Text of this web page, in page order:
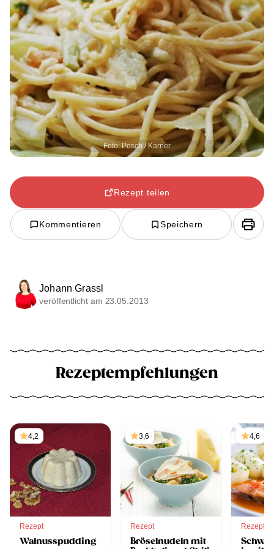
Foto: Posch / Karner
Rezept teilen
Kommentieren Speichern
Johann Grassl
veröffentlicht am 23.05.2013
Rezeptempfehlungen
4,2
Rezept
Walnusspudding
3,6
Rezept
Bröselnudeln mit
4,6
Rezept